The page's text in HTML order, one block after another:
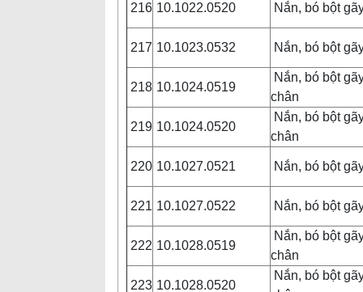
216 10.1022.0520 Nắn, bó bột
217 10.1023.0532 Nắn, bó bột
218 10.1024.0519
Nắn, bó bột
chân
219 10.1024.0520
Nắn, bó bột
chân
220 10.1027.0521 Nắn, bó bột
221 10.1027.0522 Nắn, bó bột
222 10.1028.0519
Nắn, bó bột
chân
223 10.1028.0520
Nắn, bó bột